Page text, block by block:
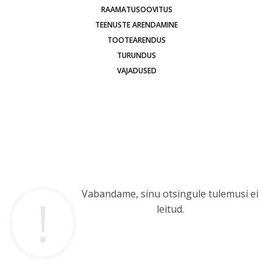
RAAMATUSOOVITUS
TEENUSTE ARENDAMINE
TOOTEARENDUS
TURUNDUS
VAJADUSED
Vabandame, sinu otsingule tulemusi ei
leitud.